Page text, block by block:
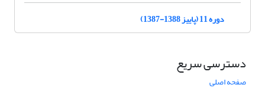
دوره 11 (پاییز 1388-1387)
دسترسی سریع
صفحه اصلی